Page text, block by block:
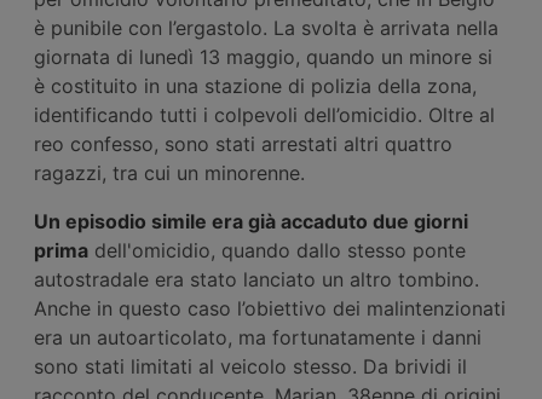
è punibile con l’ergastolo. La svolta è arrivata nella
giornata di lunedì 13 maggio, quando un minore si
è costituito in una stazione di polizia della zona,
identificando tutti i colpevoli dell’omicidio. Oltre al
reo confesso, sono stati arrestati altri quattro
ragazzi, tra cui un minorenne.
Un episodio simile era già accaduto due giorni
prima dell'omicidio, quando dallo stesso ponte
autostradale era stato lanciato un altro tombino.
Anche in questo caso l’obiettivo dei malintenzionati
era un autoarticolato, ma fortunatamente i danni
sono stati limitati al veicolo stesso. Da brividi il